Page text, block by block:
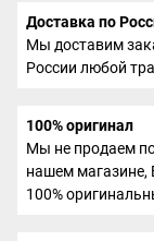
Доставка по
Мы доставим
России любой
100% оригинал
Мы не продаем
нашем магазине,
100%